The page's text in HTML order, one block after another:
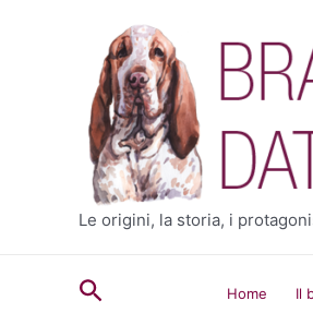
contenuto
Le origini, la storia, i
Cerca Home Il